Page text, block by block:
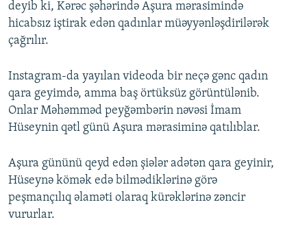
720p 1080p
1080p
deyib ki, Kərəc şəhərində Aşura mərasimində
hicabsız iştirak edən qadınlar müəyyənləşdirilərək
çağrılır.
Instagram-da yayılan videoda bir neçə gənc qadın
qara geyimdə, amma baş örtüksüz görüntülənib.
Onlar Məhəmməd peyğəmbərin nəvəsi İmam
Hüseynin qətl günü Aşura mərasiminə qatılıblar.
Aşura gününü qeyd edən şiələr adətən qara geyinir,
Hüseynə kömək edə bilmədiklərinə görə
peşmançılıq əlaməti olaraq kürəklərinə zəncir
vururlar.